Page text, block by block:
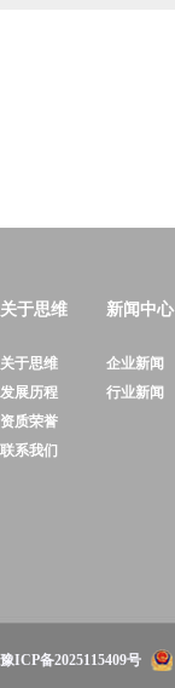
关于思维
关于思维
发展历程
资质荣誉
联系我们
新闻中心
企业新闻
行业新闻
豫ICP备2025115409号